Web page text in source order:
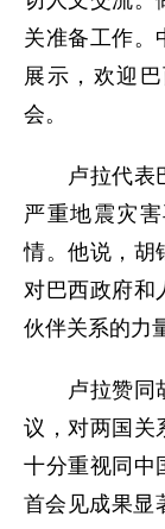
关准备工作。
展示，欢迎
会。
卢拉代表巴
严重地震灾
情。他说，胡
对巴西政府和
伙伴关系的力
卢拉赞同胡
议，对两国关
十分重视同中
首会见成果显